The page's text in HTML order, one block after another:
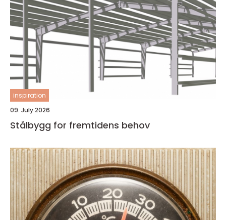
inspiration
09. July 2026
Stålbygg for fremtidens behov